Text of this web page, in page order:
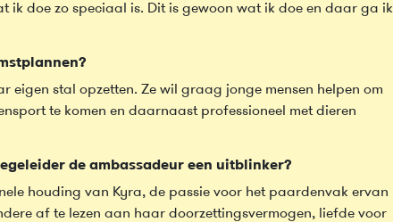
ik doe zo speciaal is. Dit is gewoon wat ik doe en daar ga ik
eigen stal opzetten. Ze wil graag jonge mensen helpen om
te komen en daarnaast professioneel met dieren
de ambassadeur een uitblinker?
houding van Kyra, de passie voor het paardenvak ervan
af te lezen aan haar doorzettingsvermogen, liefde voor